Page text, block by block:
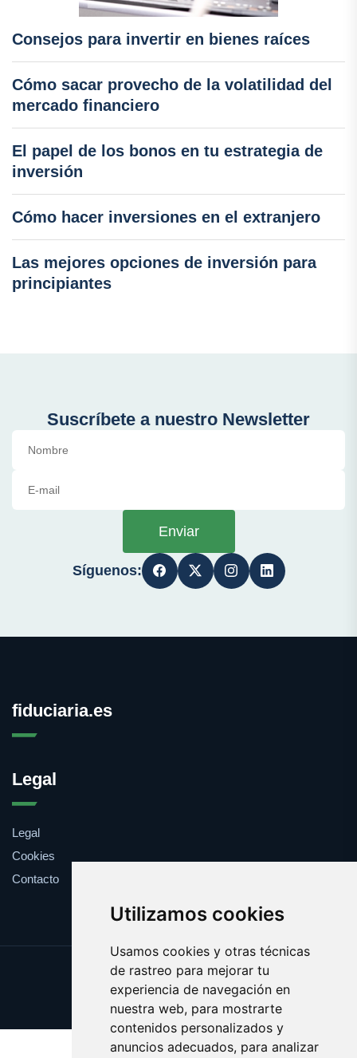
Utilizamos cookies
Usamos cookies y otras técnicas
de rastreo para mejorar tu
experiencia de navegación en
nuestra web, para mostrarte
contenidos personalizados y
anuncios adecuados, para analizar
Consejos para invertir en bienes raíces
Cómo sacar provecho de la volatilidad del
mercado financiero
El papel de los bonos en tu estrategia de
inversión
Cómo hacer inversiones en el extranjero
Las mejores opciones de inversión para
principiantes
Suscríbete a nuestro Newsletter
Enviar
Síguenos:
fiduciaria.es
Legal
Legal
Cookies
Contacto
Update cookies preferences
Copyright © 2025 fiduciaria.es